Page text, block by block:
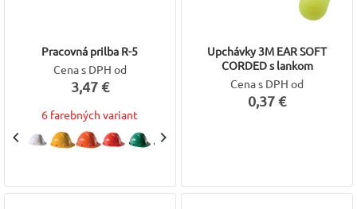
Pracovná prilba R-5
Cena s DPH od
3,47 €
6 farebných variant
Upchávky 3M EAR SOFT
CORDED s lankom
Cena s DPH od
0,37 €